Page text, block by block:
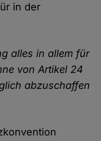
in der
alles in allem für
von Artikel 24
abzuschaffen